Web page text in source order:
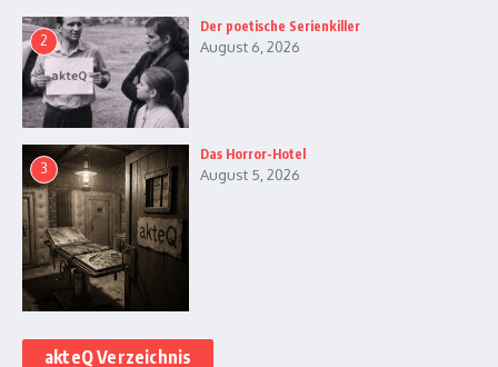
2
Der poetische Serienkiller
August 6, 2026
3
Das Horror-Hotel
August 5, 2026
akteQ Verzeichnis